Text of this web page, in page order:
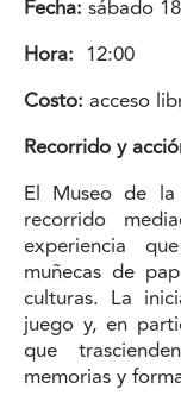
Fecha: sábado
Hora: 12:00
Costo: acceso
Recorrido y
El Museo de
recorrido
experiencia
muñecas de
culturas. La
juego y, en
que
memorias y